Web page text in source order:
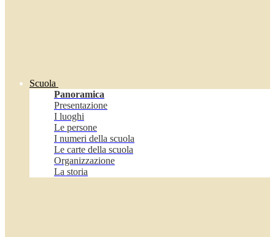
Scuola
Panoramica
Presentazione
I luoghi
Le persone
I numeri della scuola
Le carte della scuola
Organizzazione
La storia